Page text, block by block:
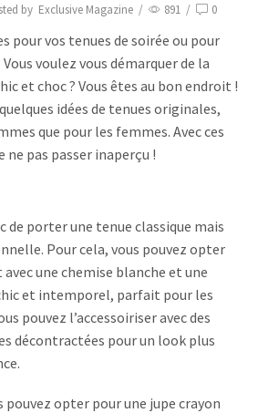
by Exclusive Magazine / 891 / 0
pour vos tenues de soirée ou pour
voulez vous démarquer de la
et choc ? Vous êtes au bon endroit !
idées de tenues originales,
que pour les femmes. Avec ces
ne pas passer inaperçu !
de porter une tenue classique mais
Pour cela, vous pouvez opter
une chemise blanche et une
et intemporel, parfait pour les
pouvez l’accessoiriser avec des
décontractées pour un look plus
pouvez opter pour une jupe crayon